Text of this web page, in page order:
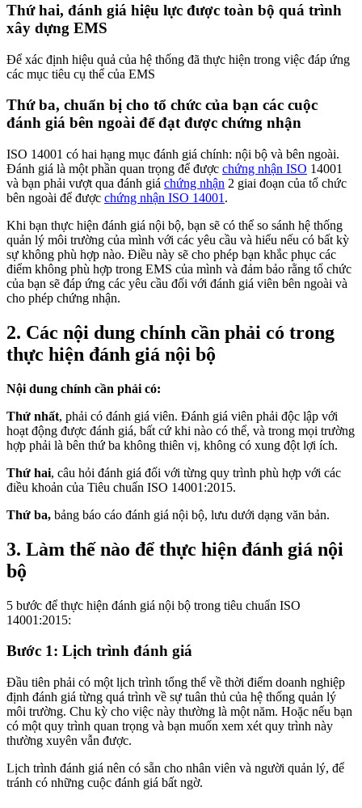
Thứ hai, đánh giá hiệu lực được toàn bộ quá trình
xây dựng EMS
Để xác định hiệu quả của hệ thống đã thực hiện trong việc đáp ứng
các mục tiêu cụ thể của EMS
Thứ ba, chuẩn bị cho tổ chức của bạn các cuộc
đánh giá bên ngoài để đạt được chứng nhận
ISO 14001 có hai hạng mục đánh giá chính: nội bộ và bên ngoài.
Đánh giá là một phần quan trọng để được chứng nhận ISO 14001
và bạn phải vượt qua đánh giá chứng nhận 2 giai đoạn của tổ chức
bên ngoài để được chứng nhận ISO 14001 .
Khi bạn thực hiện đánh giá nội bộ, bạn sẽ có thể so sánh hệ thống
quản lý môi trường của mình với các yêu cầu và hiểu nếu có bất kỳ
sự không phù hợp nào. Điều này sẽ cho phép bạn khắc phục các
điểm không phù hợp trong EMS của mình và đảm bảo rằng tổ chức
của bạn sẽ đáp ứng các yêu cầu đối với đánh giá viên bên ngoài và
cho phép chứng nhận.
2. Các nội dung chính cần phải có trong
thực hiện đánh giá nội bộ
Nội dung chính cần phải có:
Thứ nhất, phải có đánh giá viên. Đánh giá viên phải độc lập với
hoạt động được đánh giá, bất cứ khi nào có thể, và trong mọi trường
hợp phải là bên thứ ba không thiên vị, không có xung đột lợi ích.
Thứ hai, câu hỏi đánh giá đối với từng quy trình phù hợp với các
điều khoản của Tiêu chuẩn ISO 14001:2015.
Thứ ba, bảng báo cáo đánh giá nội bộ, lưu dưới dạng văn bản.
3. Làm thế nào để thực hiện đánh giá nội
bộ
5 bước để thực hiện đánh giá nội bộ trong tiêu chuẩn ISO
14001:2015:
Bước 1: Lịch trình đánh giá
Đầu tiên phải có một lịch trình tổng thể về thời điểm doanh nghiệp
định đánh giá từng quá trình về sự tuân thủ của hệ thống quản lý
môi trường. Chu kỳ cho việc này thường là một năm. Hoặc nếu bạn
có một quy trình quan trọng và bạn muốn xem xét quy trình này
thường xuyên vẫn được.
Lịch trình đánh giá nên có sẵn cho nhân viên và người quản lý, để
tránh có những cuộc đánh giá bất ngờ.